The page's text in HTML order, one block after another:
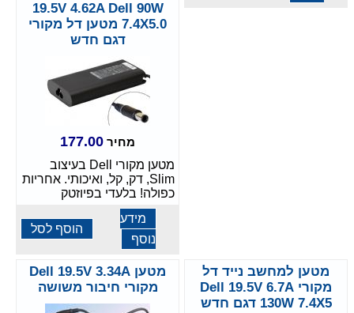
19.5V 4.62A Dell 90W
7.4X5.0 מטען דל מקורי
דגם חדש
מחיר 177.00
מטען מקורי Dell בעיצוב
Slim, דק, קל, ואיכותי. אחריות
כפולה! בלעדי בפיוזטק
מידע
נוסף
הוסף לסל
מטען למחשב נייד דל
מקורי Dell 19.5V 6.7A
130W 7.4X5 דגם חדש
מטען Dell 19.5V 3.34A
מקורי חיבור משושה